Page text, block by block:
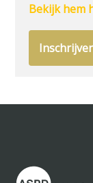
Bekijk hem